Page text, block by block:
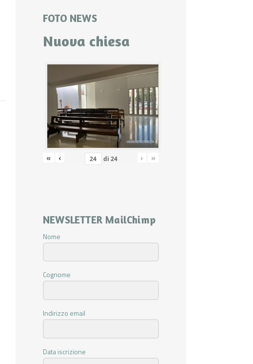
FOTO NEWS
Nuova chiesa
« ‹ di 24 › »
NEWSLETTER MailChimp
Nome
Cognome
Indirizzo email
Data iscrizione